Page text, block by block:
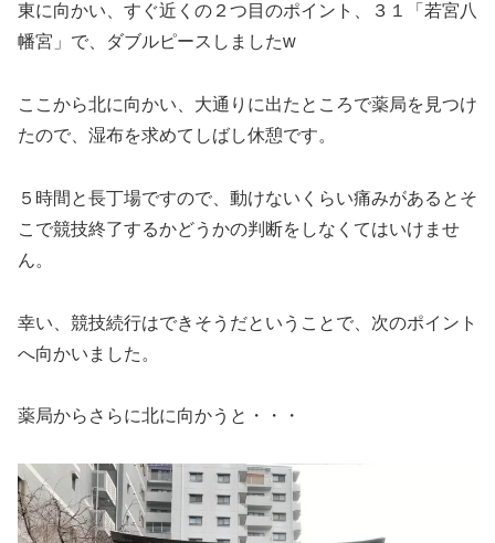
東に向かい、すぐ近くの２つ目のポイント、３１「若宮八
幡宮」で、ダブルピースしましたw
ここから北に向かい、大通りに出たところで薬局を見つけ
たので、湿布を求めてしばし休憩です。
５時間と長丁場ですので、動けないくらい痛みがあるとそ
こで競技終了するかどうかの判断をしなくてはいけませ
ん。
幸い、競技続行はできそうだということで、次のポイント
へ向かいました。
薬局からさらに北に向かうと・・・